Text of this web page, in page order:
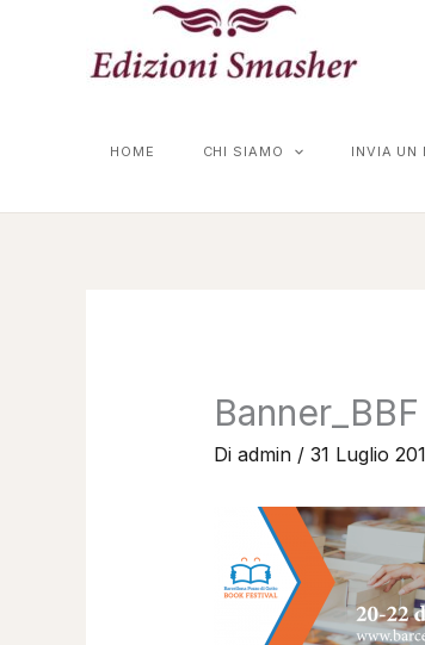
contenuto
HOME CHI SIAMO INVIA UN
Banner_BBF
Di admin / 31 Luglio